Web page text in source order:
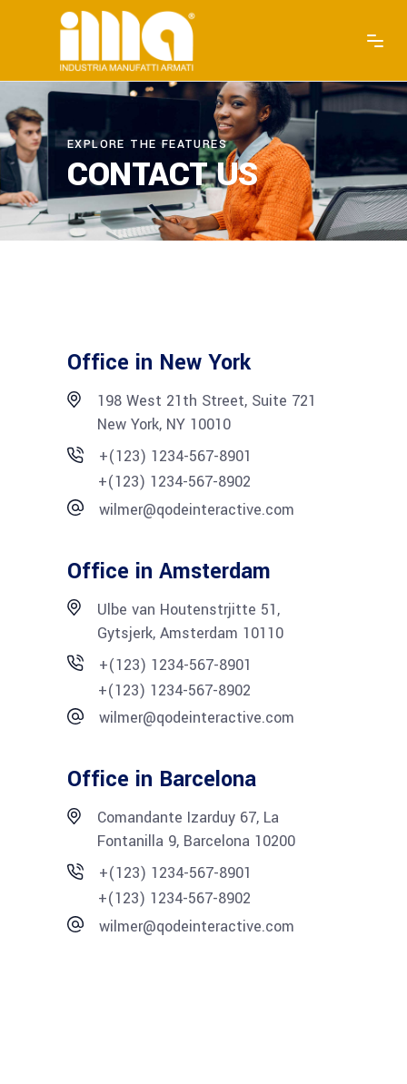
EXPLORE THE FEATURES
CONTACT US
Office in New York
198 West 21th Street, Suite 721
New York, NY 10010
+(123) 1234-567-8901
+(123) 1234-567-8902
wilmer@qodeinteractive.com
Office in Amsterdam
Ulbe van Houtenstrjitte 51,
Gytsjerk, Amsterdam 10110
+(123) 1234-567-8901
+(123) 1234-567-8902
wilmer@qodeinteractive.com
Office in Barcelona
Comandante Izarduy 67, La
Fontanilla 9, Barcelona 10200
+(123) 1234-567-8901
+(123) 1234-567-8902
wilmer@qodeinteractive.com